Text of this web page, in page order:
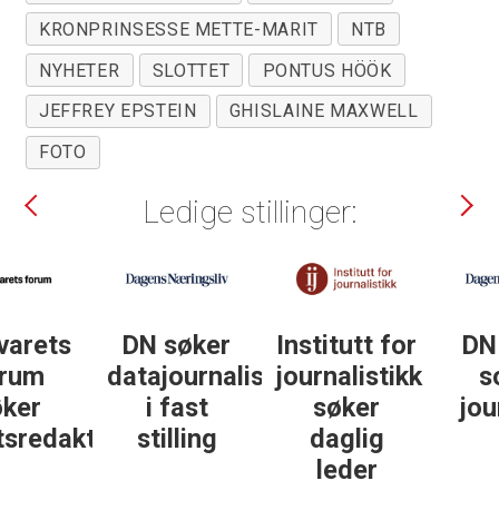
KRONPRINSESSE METTE-MARIT
NTB
NYHETER
SLOTTET
PONTUS HÖÖK
JEFFREY EPSTEIN
GHISLAINE MAXWELL
FOTO
Ledige stillinger:
DN søker
datajournalist
stilling
Institutt for
journalistikk
daglig
DN søker
some-
journalist